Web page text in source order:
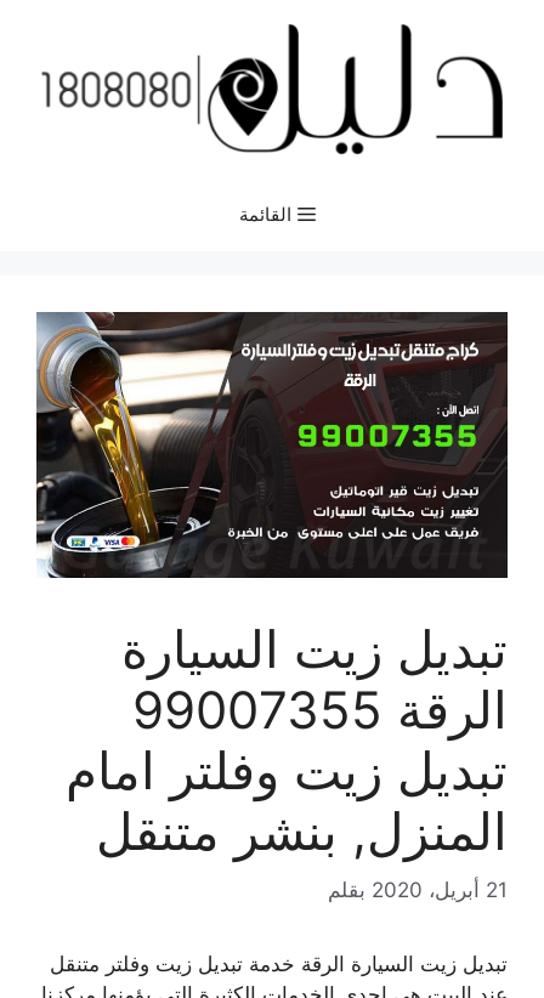
المحتوى
القائمة
تبديل زيت السيارة
الرقة 99007355
تبديل زيت وفلتر امام
المنزل, بنشر متنقل
21 أبريل، 2020 بقلم
تبديل زيت السيارة الرقة خدمة تبديل زيت وفلتر متنقل